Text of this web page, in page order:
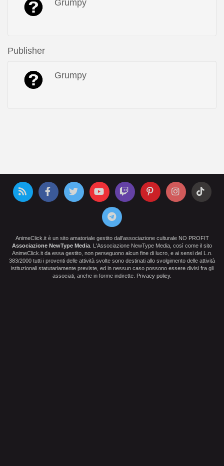
Grumpy
Publisher
Grumpy
AnimeClick.it è un sito amatoriale gestito dall'associazione culturale NO PROFIT
Associazione NewType Media . L'Associazione NewType Media, così come il sito
AnimeClick.it da essa gestito, non perseguono alcun fine di lucro, e ai sensi del L.n.
383/2000 tutti i proventi delle attività svolte sono destinati allo svolgimento delle attività
istituzionali statutariamente previste, ed in nessun caso possono essere divisi fra gli
associati, anche in forme indirette. Privacy policy.